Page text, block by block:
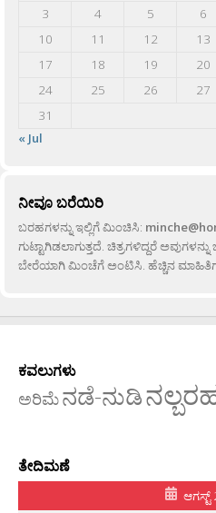
3
4 5 6
10
11 12 13
17
18 19 20
24
25 26 27
31
« Jul
ನೀವೂ ಬರೆಯಿರಿ
ಬರಹಗಳನ್ನು ಇಲ್ಲಿಗೆ ಮಿಂಚಿಸಿ:
ಗುಟ್ಟಾಗಿಡಲಾಗುತ್ತದೆ. ಚಿತ್ರಗಳಿದ್ದರೆ
ಬೇರೆಯಾಗಿ ಮಿಂಚೆಗೆ ಅಂಟಿಸಿ. ಹೆಚ್ಚಿನ
ಕವಲುಗಳು
ಅರಿಮೆನಡೆ-ನುಡಿ
ತೇದಿಮಣೆ
ಆಗಸ್ಟ್